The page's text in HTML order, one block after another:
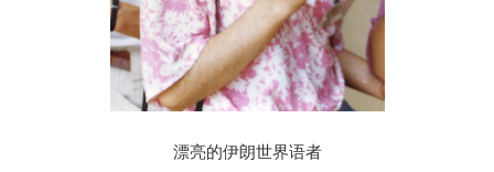
漂亮的伊朗世界语者